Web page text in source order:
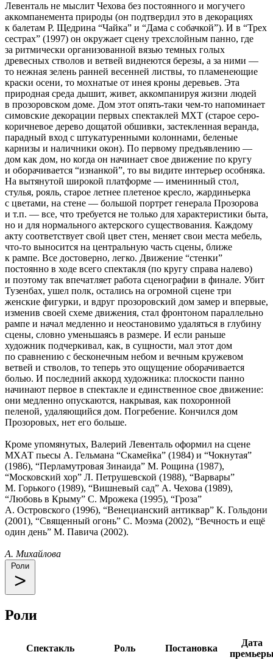
Левенталь не мыслит Чехова без постоянного и могучего
аккомпанемента природы (он подтвердил это в декорациях
к балетам Р. Щедрина “Чайка” и “Дама с собачкой”). И в “Трех
сестрах” (1997) он окружает сцену трехслойным панно, где
за ритмически организованной вязью темных голых
древесных стволов и ветвей виднеются березы, а за ними —
то нежная зелень ранней весенней листвы, то пламенеющие
краски осени, то мохнатые от инея кроны деревьев. Эта
природная среда дышит, живет, аккомпанируя жизни людей
в прозоровском доме. Дом этот опять-таки чем-то напоминает
симовские декорации первых спектаклей МХТ (старое серо-
коричневое дерево дощатой обшивки, застекленная веранда,
парадный вход с штукатуренными колоннами, беленые
карнизы и наличники окон). По первому предъявлению —
дом как дом, но когда он начинает свое движение по кругу
и оборачивается “изнанкой”, то вы видите интерьер особняка.
На вытянутой широкой платформе — именинный стол,
стулья, рояль, старое летнее плетеное кресло, жардиньерка
с цветами, на стене — большой портрет генерала Прозорова
и т.п. — все, что требуется не только для характеристики быта,
но и для нормального актерского существования. Каждому
акту соответствует свой цвет стен, меняет свои места мебель,
что-то выносится на центральную часть сцены, ближе
к рампе. Все достоверно, легко. Движение “стенки”
постоянно в ходе всего спектакля (по кругу справа налево)
и поэтому так впечатляет работа сценографии в финале. Убит
Тузенбах, ушел полк, остались на огромной сцене три
женские фигурки, и вдруг прозоровский дом замер и впервые,
изменив своей схеме движения, стал фронтоном параллельно
рампе и начал медленно и неостановимо удаляться в глубину
сцены, словно уменьшаясь в размере. И если раньше
художник подчеркивал, как, в сущности, мал этот дом
по сравнению с бесконечным небом и вечным кружевом
ветвей и стволов, то теперь это ощущение оборачивается
болью. И последний аккорд художника: плоскости панно
начинают первое в спектакле и единственное свое движение:
они медленно опускаются, накрывая, как похоронной
пеленой, удаляющийся дом. Погребение. Кончился дом
Прозоровых, нет его больше.
Кроме упомянутых, Валерий Левенталь оформил на сцене
МХАТ пьесы А. Гельмана “Скамейка” (1984) и “Чокнутая”
(1986), “Перламутровая Зинаида” М. Рощина (1987),
“Московский хор” Л. Петрушевской (1988), “Варвары”
М. Горького (1989), “Вишневый сад” А. Чехова (1989),
“Любовь в Крыму” С. Мрожека (1995), “Гроза”
А. Островского (1996), “Венецианский антиквар” К. Гольдони
(2001), “Священный огонь” С. Моэма (2002), “Вечность и ещё
один день” М. Павича (2002).
А. Михайлова
Роли
Роли
Спектакль Роль Постановка
Дата